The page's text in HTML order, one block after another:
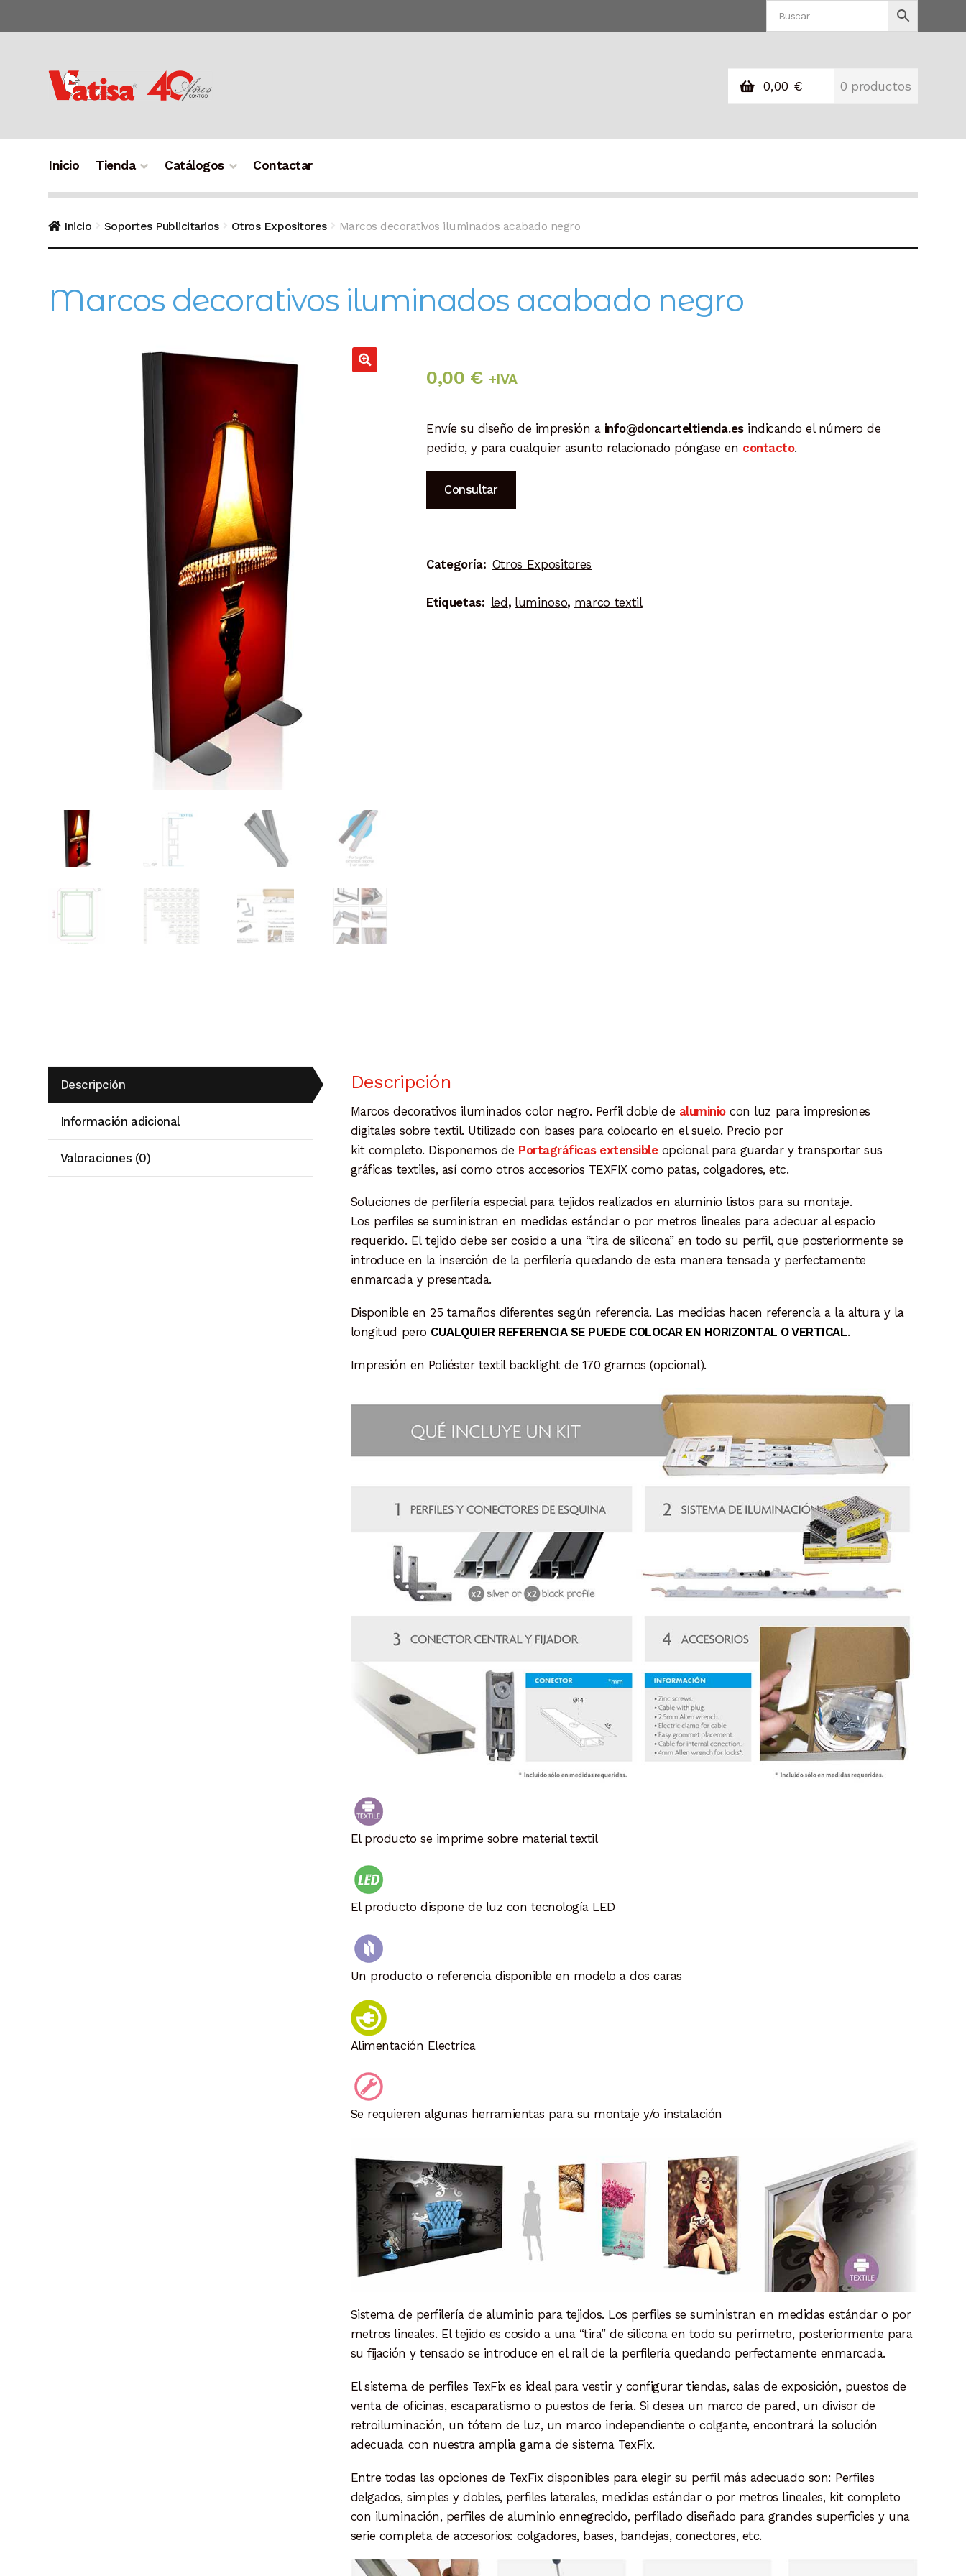
a
navegación
al
0,00 € 0 productos
Inicio Tienda Catálogos Contactar
Inicio Soportes Publicitarios Otros Expositores Marcos decorativos iluminados acabado negro
Marcos decorativos iluminados acabado negro
0,00 € +IVA
Envíe su diseño de impresión a info@doncarteltienda.esindicando el número de
pedido, y para cualquier asunto relacionado póngase en contacto.
Consultar
Categoría: Otros Expositores
Etiquetas: led , luminoso, marco textil
Descripción
Información adicional
Valoraciones (0)
Descripción
Marcos decorativos iluminados color negro. Perfil doble de aluminiocon luz para impresiones
digitales sobretextil. Utilizado con bases para colocarlo en el suelo. Precio por
kit completo. Disponemos de Portagráficas extensibleopcional para guardar y transportar sus
gráficas textiles, así como otros accesorios TEXFIX como patas, colgadores, etc.
Soluciones de perfilería especial para tejidos realizados en aluminio listos para su montaje.
Los perfiles se suministran en medidas estándar o por metros lineales para adecuar al espacio
requerido. Eltejido debe ser cosido a una “tira de silicona” en todo su perfil, que posteriormente se
introduce en la inserciónde la perfilería quedando de esta manera tensada y perfectamente
enmarcada y presentada.
Disponible en 25 tamaños diferentes según referencia. Las medidas hacen referencia a la altura y la
longitud pero CUALQUIER REFERENCIA SE PUEDE COLOCAR EN HORIZONTAL O VERTICAL.
Impresión en Poliéster textil backlight de 170 gramos (opcional).
El producto se imprime sobre material textil
El producto dispone de luz con tecnología LED
Un producto o referencia disponible en modelo a dos caras
Alimentación Electríca
Se requieren algunas herramientas para su montaje y/o instalación
Sistema de perfilería de aluminio para tejidos. Los perfiles se suministran en medidas estándar o por
metros lineales. El tejido es cosido a una “tira” de silicona en todo su perímetro, posteriormente para
su fijación y tensado se introduce en el rail de la perfilería quedando perfectamente enmarcada.
El sistema de perfiles TexFix es ideal para vestir y configurar tiendas, salas de exposición, puestos de
venta de oficinas, escaparatismo o puestos de feria. Si desea un marco de pared, un divisor de
retroiluminación, un tótem de luz, un marco independiente o colgante, encontrará la solución
adecuada con nuestra amplia gama de sistema TexFix.
Entre todas las opciones de TexFix disponibles para elegir su perfil más adecuado son: Perfiles
delgados, simples y dobles, perfiles laterales, medidas estándar o por metros lineales, kit completo
con iluminación, perfiles de aluminio ennegrecido, perfilado diseñado para grandes superficies y una
serie completa de accesorios: colgadores, bases, bandejas, conectores, etc.